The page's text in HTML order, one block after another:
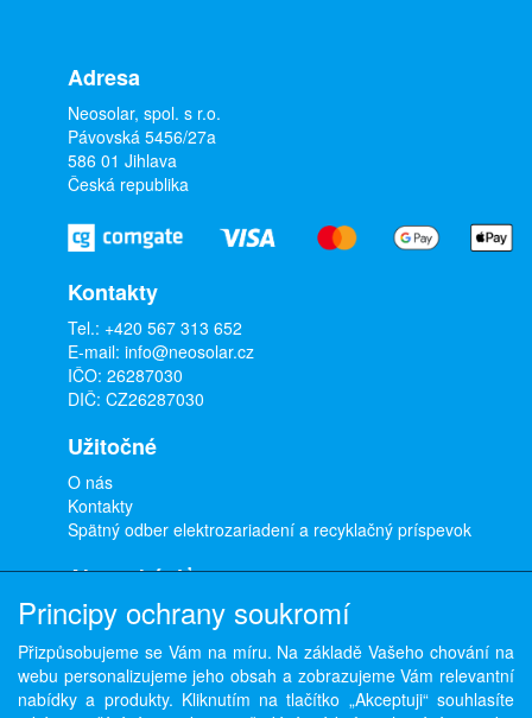
Adresa
Neosolar, spol. s r.o.
Pávovská 5456/27a
586 01 Jihlava
Česká republika
Kontakty
Tel.: +420 567 313 652
E-mail: info@neosolar.cz
IČO: 26287030
DIČ: CZ26287030
Užitočné
O nás
Kontakty
Spätný odber elektrozariadení a recyklačný príspevok
Ako nakúpiť
Doprava a platba
Obchodné podmienky
Ochrana osobných údajov
Odstúpenie od zmluvy
Principy ochrany soukromí
Přizpůsobujeme se Vám na míru. Na základě Vašeho chování na
webu personalizujeme jeho obsah a zobrazujeme Vám relevantní
nabídky a produkty. Kliknutím na tlačítko „Akceptuji“ souhlasíte